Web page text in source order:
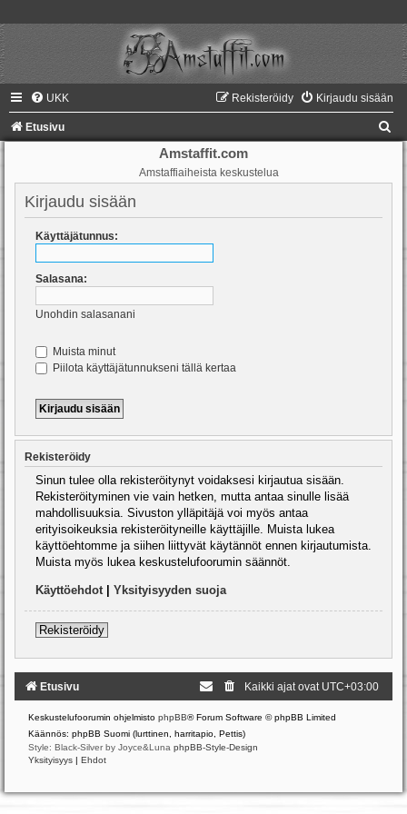
UKK Kirjaudu sisään
Rekisteröidy
Etusivu
Amstaffit.com
Amstaffiaiheista keskustelua
Kirjaudu sisään
Käyttäjätunnus:
Salasana:
Unohdin salasanani
Muista minut
Piilota käyttäjätunnukseni tällä kertaa
Rekisteröidy
Sinun tulee olla rekisteröitynyt voidaksesi kirjautua sisään.
Rekisteröityminen vie vain hetken, mutta antaa sinulle lisää
mahdollisuuksia. Sivuston ylläpitäjä voi myös antaa
erityisoikeuksia rekisteröityneille käyttäjille. Muista lukea
käyttöehtomme ja siihen liittyvät käytännöt ennen kirjautumista.
Muista myös lukea keskustelufoorumin säännöt.
Käyttöehdot Yksityisyyden suoja
Rekisteröidy
Etusivu Kaikki ajat ovat UTC+03:00
Keskustelufoorumin ohjelmisto phpBB® Forum Software © phpBB Limited
Käännös: phpBB Suomi (lurttinen, harritapio, Pettis)
Style: Black-Silver by Joyce&Luna phpBB-Style-Design
Yksityisyys | Ehdot